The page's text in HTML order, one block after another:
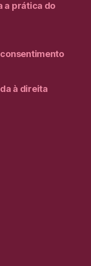
a prática do
à direita